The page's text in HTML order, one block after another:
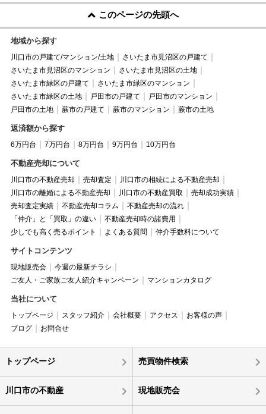
このページの先頭へ
地域から探す
川口市の戸建て/マンション/土地
さいたま市見沼区の戸建て
さいたま市見沼区のマンション
さいたま市見沼区の土地
さいたま市緑区の戸建て
さいたま市緑区のマンション
さいたま市緑区の土地
戸田市の戸建て
戸田市のマンション
戸田市の土地
蕨市の戸建て 蕨市のマンション 蕨市の土地
返済額から探す
6万円台 7万円台 8万円台 9万円台 10万円台
不動産売却について
川口市の不動産売却 売却査定
川口市の相続による不動産売却
川口市の離婚による不動産売却
川口市の不動産買取
売却成功実績
売却査定実績
不動産売却コラム
不動産売却の流れ
「仲介」と「買取」の違い
不動産売却時の諸費用
少しでも高く売るポイント
よくある質問 仲介手数料について
サイトコンテンツ
現地販売会
今週の最新チラシ
ご友人・ご家族ご友人紹介キャンペーン
マンションカタログ
当社について
トップページ スタッフ紹介 会社概要 アクセス
お客様の声
ブログ
お問合せ
トップページ 売買物件検索
川口市の不動産 現地販売会